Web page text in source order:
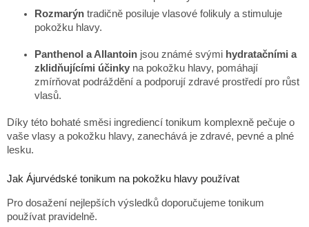
Rozmarýn tradičně posiluje vlasové folikuly a stimuluje
pokožku hlavy.
Panthenol a Allantoin jsou známé svými hydratačními a
zklidňujícími účinky na pokožku hlavy, pomáhají
zmírňovat podráždění a podporují zdravé prostředí pro růst
vlasů.
Díky této bohaté směsi ingrediencí tonikum komplexně pečuje o
vaše vlasy a pokožku hlavy, zanechává je zdravé, pevné a plné
lesku.
Jak Ájurvédské tonikum na pokožku hlavy používat
Pro dosažení nejlepších výsledků doporučujeme tonikum
používat pravidelně.